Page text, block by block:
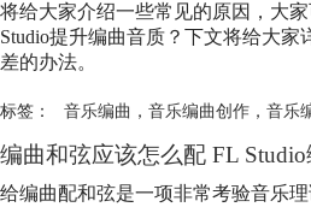
将给大家介绍一些常见的原因，大
Studio提升编曲音质？下文将给大
差的办法。
标签： 音乐编曲 ， 音乐编曲创作， 音乐
编曲和弦应该怎么配 FL
给编曲配和弦是一项非常考验音乐